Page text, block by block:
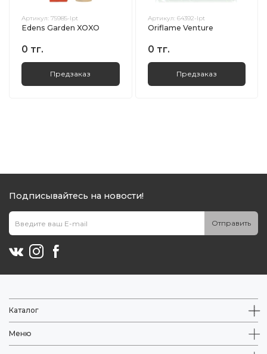
Артикул: 75985-lpt
Edens Garden XOXO
0 тг.
Предзаказ
Артикул: 64392-lpt
Oriflame Venture
0 тг.
Предзаказ
Подписывайтесь на новости!
Отправить
Каталог
Меню